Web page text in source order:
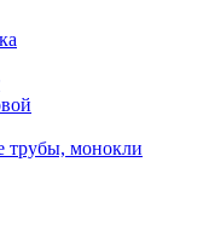
трубы, монокли